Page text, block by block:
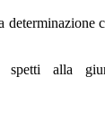
spetti alla